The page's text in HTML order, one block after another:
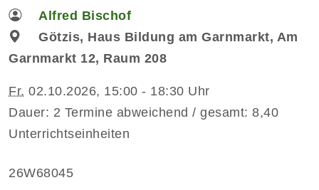
Alfred Bischof
Götzis, Haus Bildung am Garnmarkt, Am
Garnmarkt 12, Raum 208
Fr. 02.10.2026, 15:00 - 18:30 Uhr
Dauer: 2 Termine abweichend / gesamt: 8,40
Unterrichtseinheiten
26W68045